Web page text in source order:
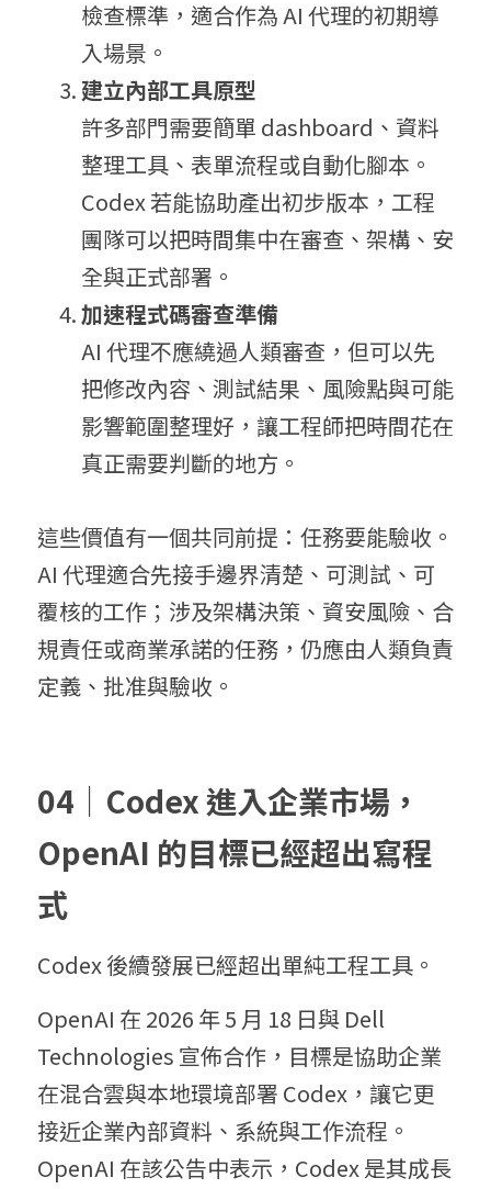
檢查標準，適合作為 AI 代理的初期導
入場景。
建立內部工具原型
許多部門需要簡單 dashboard、資料
整理工具、表單流程或自動化腳本。
Codex 若能協助產出初步版本，工程
團隊可以把時間集中在審查、架構、安
全與正式部署。
加速程式碼審查準備
AI 代理不應繞過人類審查，但可以先
把修改內容、測試結果、風險點與可能
影響範圍整理好，讓工程師把時間花在
真正需要判斷的地方。
這些價值有一個共同前提：任務要能驗收。
AI 代理適合先接手邊界清楚、可測試、可
覆核的工作；涉及架構決策、資安風險、合
規責任或商業承諾的任務，仍應由人類負責
定義、批准與驗收。
04｜ Codex 進入企業市場，
OpenAI 的目標已經超出寫程
式
Codex 後續發展已經超出單純工程工具。
OpenAI 在 2026 年 5 月 18 日與 Dell
Technologies 宣佈合作，目標是協助企業
在混合雲與本地環境部署 Codex，讓它更
接近企業內部資料、系統與工作流程。
OpenAI 在該公告中表示，Codex 是其成長